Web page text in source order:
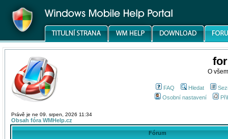
O
FAQ Hledat
Osobní nastavení
Právě je ne 09. srpen, 2026 11:34
Obsah fóra WMHelp.cz
Fórum